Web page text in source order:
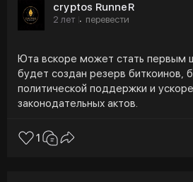
остаётся коррекционным в
позволяет предположить, что
определить, последует ли за
импульс или восстановление
коррекционным.
cryptos RunneR
2 лет · перевести
Юта вскоре может стать первым
будет создан резерв биткоинов,
политической поддержки и
законодательных актов.
1